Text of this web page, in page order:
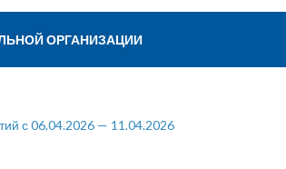
ОРГАНИЗАЦИИ
с 06.04.2026 — 11.04.2026